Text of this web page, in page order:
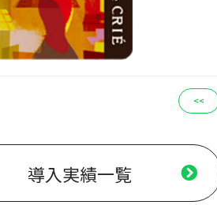
<<
導入実績一覧